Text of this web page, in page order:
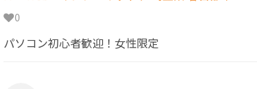
0
パソコン初心者歓迎！女性限定